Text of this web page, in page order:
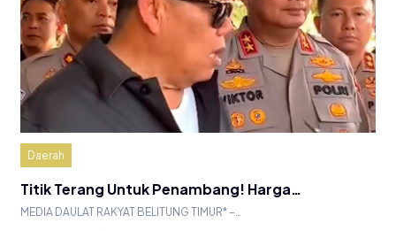
Daerah
Titik Terang Untuk Penambang! Harga…
MEDIA DAULAT RAKYAT BELITUNG TIMUR* –…